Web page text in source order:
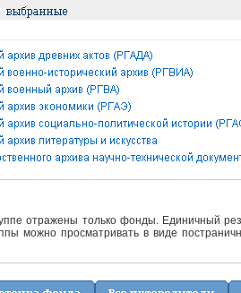
отражены только фонды. Единичный
можно просматривать в виде